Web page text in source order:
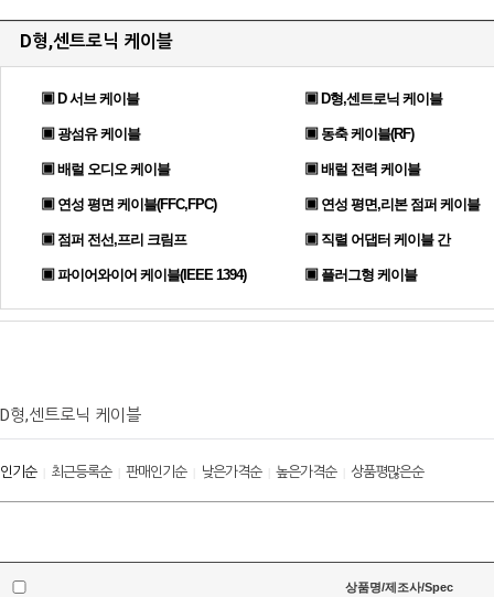
D형,센트로닉 케이블
▣ D 서브 케이블 ▣ D형,센트로닉 케이블
▣ 광섬유 케이블 ▣ 동축 케이블(RF)
▣ 배럴 오디오 케이블 ▣ 배럴 전력 케이블
▣ 연성 평면 케이블(FFC,FPC) ▣ 연성 평면,리본 점퍼 케이블
▣ 점퍼 전선,프리 크림프 ▣ 직렬 어댑터 케이블 간
▣ 파이어와이어 케이블(IEEE 1394) ▣ 플러그형 케이블
D형,센트로닉 케이블
인기순| 최근등록순| 판매인기순| 낮은가격순| 높은가격순| 상품평많은순
상품명/제조사/Spec